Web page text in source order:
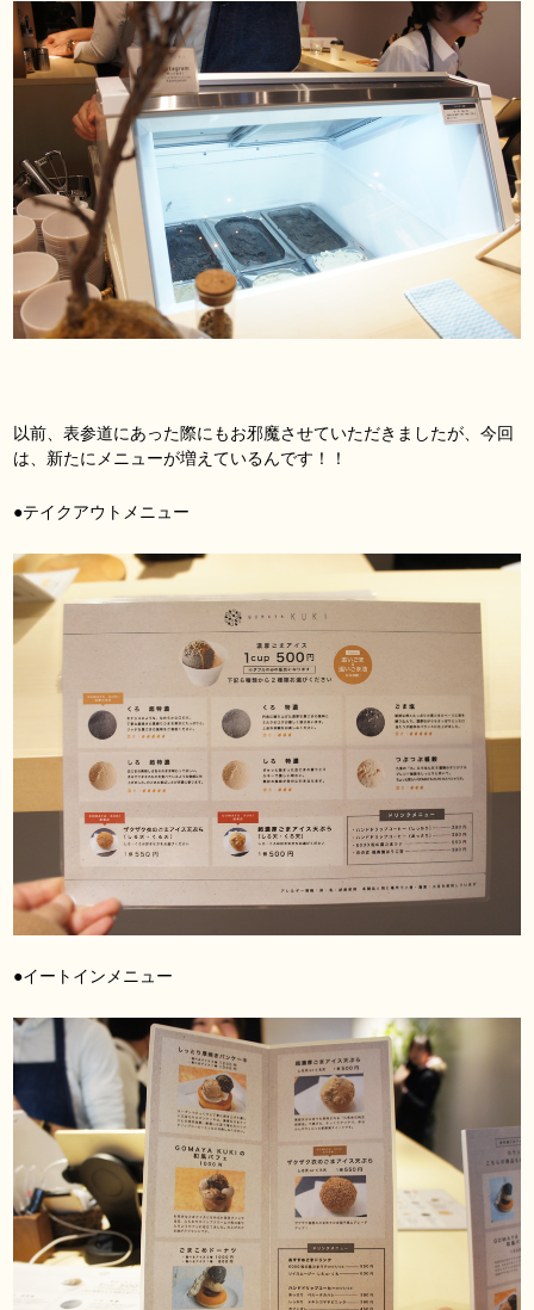
以前、表参道にあった際にもお邪魔させていただきましたが、今回
は、新たにメニューが増えているんです！！
●テイクアウトメニュー
●イートインメニュー